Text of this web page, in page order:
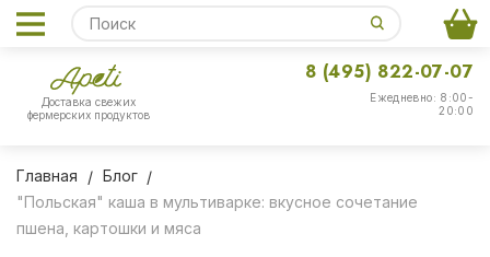
Доставка свежих
фермерских продуктов
Ежедневно: 8:00-
20:00
8 (495) 822-07-07
Главная
Блог
"Польская" каша в мультиварке: вкусное сочетание
пшена, картошки и мяса